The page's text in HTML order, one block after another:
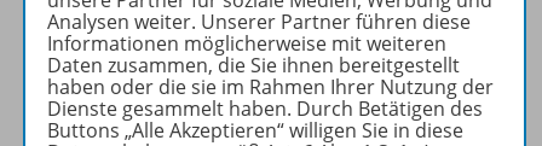
zu den Abo-Angeboten
zum Zeitschriftenkiosk
zum Online-Archiv
Mehr zur Zeitschrift
Analysen weiter. Unserer Partner führen diese
Informationen möglicherweise mit weiteren
Daten zusammen, die Sie ihnen bereitgestellt
haben oder die sie im Rahmen Ihrer Nutzung der
Dienste gesammelt haben. Durch Betätigen des
Buttons „Alle Akzeptieren“ willigen Sie in diese